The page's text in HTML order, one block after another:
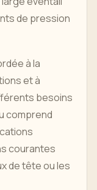
de pression
à la
et à
besoins
comprend
courantes
de tête ou les